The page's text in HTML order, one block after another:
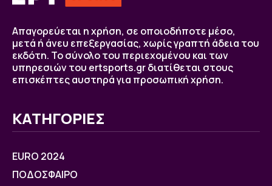
Απαγορεύεται η χρήση, σε οποιοδήποτε μέσο,
μετά ή άνευ επεξεργασίας, χωρίς γραπτή άδεια του
εκδότη. Το σύνολο του περιεχομένου και των
υπηρεσιών του ertsports.gr διατίθεται στους
επισκέπτες αυστηρά για προσωπική χρήση.
ΚΑΤΗΓΟΡΙΕΣ
EURO 2024
ΠΟΔΟΣΦΑΙΡΟ